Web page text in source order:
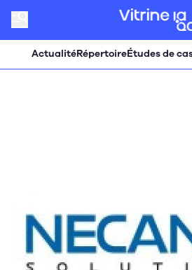
ActualitéRépertoireÉtudes de